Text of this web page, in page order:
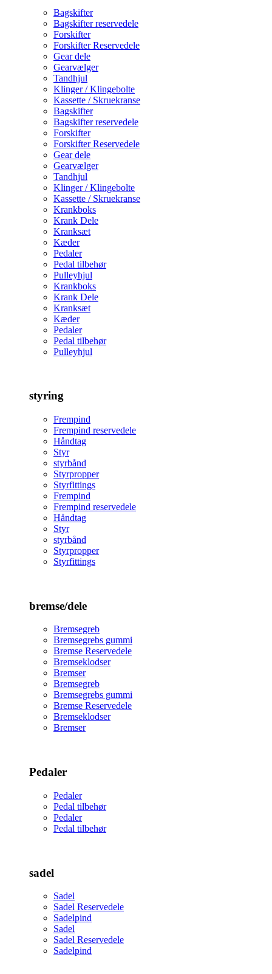
Bagskifter
Bagskifter reservedele
Forskifter
Forskifter Reservedele
Gear dele
Gearvælger
Tandhjul
Klinger / Klingebolte
Kassette / Skruekranse
Bagskifter
Bagskifter reservedele
Forskifter
Forskifter Reservedele
Gear dele
Gearvælger
Tandhjul
Klinger / Klingebolte
Kassette / Skruekranse
Krankboks
Krank Dele
Kranksæt
Kæder
Pedaler
Pedal tilbehør
Pulleyhjul
Krankboks
Krank Dele
Kranksæt
Kæder
Pedaler
Pedal tilbehør
Pulleyhjul
styring
Frempind
Frempind reservedele
Håndtag
Styr
styrbånd
Styrpropper
Styrfittings
Frempind
Frempind reservedele
Håndtag
Styr
styrbånd
Styrpropper
Styrfittings
bremse/dele
Bremsegreb
Bremsegrebs gummi
Bremse Reservedele
Bremseklodser
Bremser
Bremsegreb
Bremsegrebs gummi
Bremse Reservedele
Bremseklodser
Bremser
Pedaler
Pedaler
Pedal tilbehør
Pedaler
Pedal tilbehør
sadel
Sadel
Sadel Reservedele
Sadelpind
Sadel
Sadel Reservedele
Sadelpind